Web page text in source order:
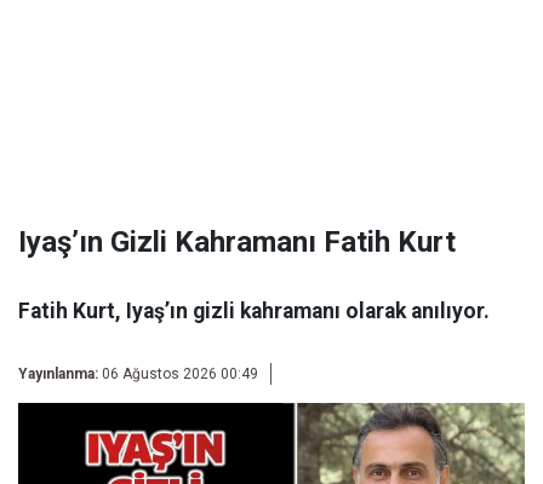
Iyaş’ın Gizli Kahramanı Fatih Kurt
Fatih Kurt, Iyaş’ın gizli kahramanı olarak anılıyor.
Yayınlanma: 06 Ağustos 2026 00:49